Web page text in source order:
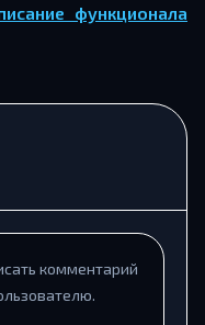
функционала
комментарий